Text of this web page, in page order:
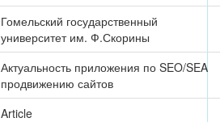
Гомельский государственный
университет им. Ф.Скорины
Актуальность приложения по SEO/SEA
продвижению сайтов
Article